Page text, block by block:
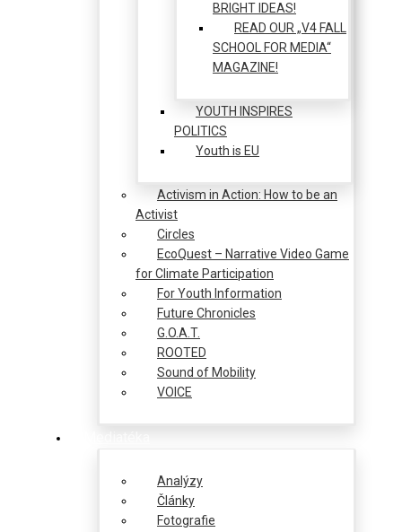
BRIGHT IDEAS!
READ OUR „V4 FALL
SCHOOL FOR MEDIA“
MAGAZINE!
YOUTH INSPIRES
POLITICS
Youth is EU
Activism in Action: How to be an
Activist
Circles
EcoQuest – Narrative Video Game
for Climate Participation
For Youth Information
Future Chronicles
G.O.A.T.
ROOTED
Sound of Mobility
VOICE
Analýzy
Články
Fotografie